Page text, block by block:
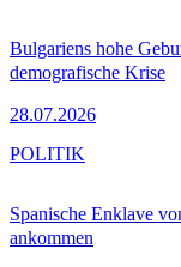
Bulgariens hohe
demografische Krise
28.07.2026
Spanische Enklave
ankommen
POLITIK